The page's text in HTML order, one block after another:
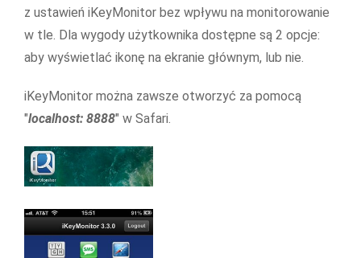
z ustawień iKeyMonitor bez wpływu na monitorowanie
w tle. Dla wygody użytkownika dostępne są 2 opcje:
aby wyświetlać ikonę na ekranie głównym, lub nie.
iKeyMonitor można zawsze otworzyć za pomocą
"localhost: 8888" w Safari.